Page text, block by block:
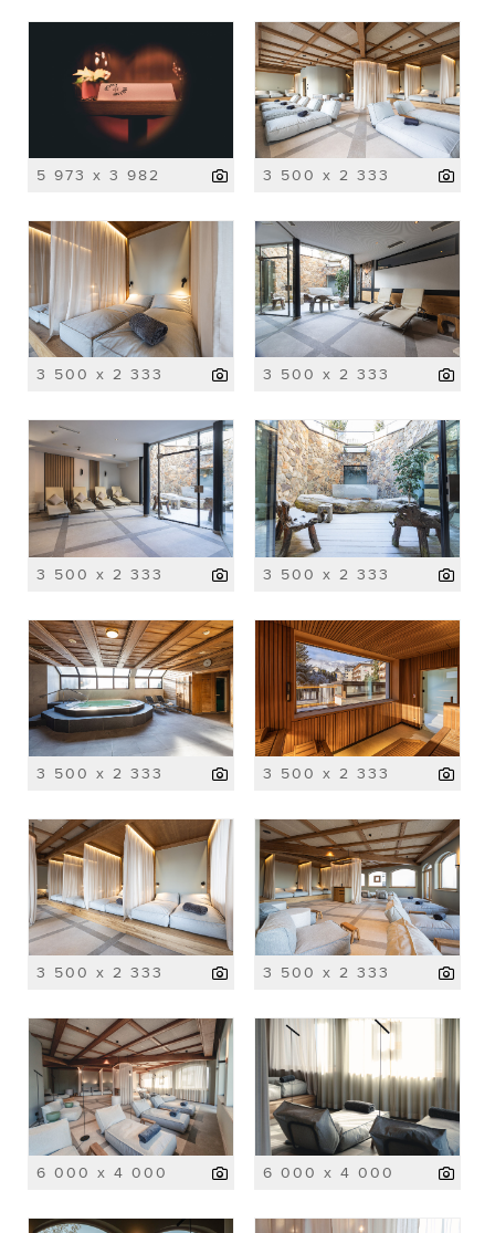
5 973 x 3 982 3 500 x 2 333
3 500 x 2 333 3 500 x 2 333
3 500 x 2 333 3 500 x 2 333
3 500 x 2 333 3 500 x 2 333
3 500 x 2 333 3 500 x 2 333
6 000 x 4 000 6 000 x 4 000